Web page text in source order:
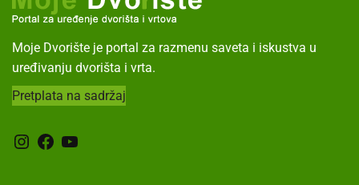
Moje Dvorište je portal za razmenu saveta i iskustva u
uređivanju dvorišta i vrta.
Pretplata na sadržaj
Instagram Facebook YouTube